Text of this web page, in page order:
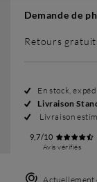
Demande de
Retours
En stock,
Livraison
Livraison
9,7/10
Avis vérifiés
Actuellement